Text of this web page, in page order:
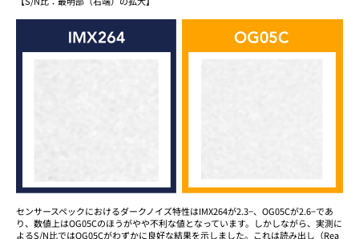
センサースペックにおけるダークノイズ特性はIMX264が2.3−、OG05Cが2.6−であ
り、数値上はOG05Cのほうがやや不利な値となっています。しかしながら、実測に
よるS/N比ではOG05Cがわずかに良好な結果を示しました。これは読み出し（Rea